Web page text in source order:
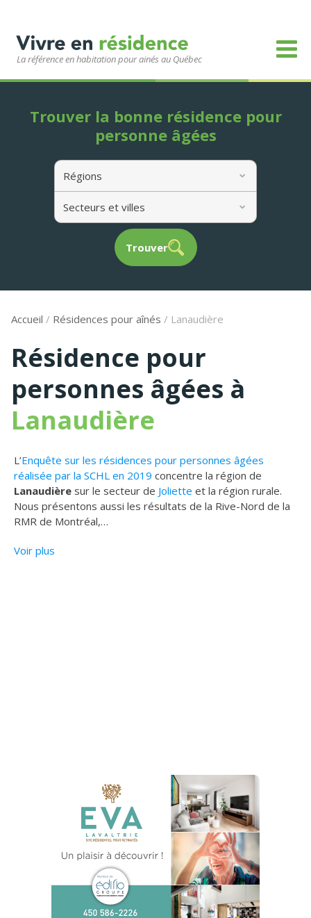
La référence en habitation pour ainés au Québec
Régions
Secteurs et villes
Trouver
Trouver la bonne résidence pour
personne âgées
Accueil / Résidences pour aînés / Lanaudière
Résidence pour
personnes âgées à
Lanaudière
L’Enquête sur les résidences pour personnes âgées
réalisée par la SCHL en 2019 concentre la région de
Lanaudière sur le secteur de Joliette et la région rurale.
Nous présentons aussi les résultats de la Rive-Nord de la
RMR de Montréal,…
Voir plus